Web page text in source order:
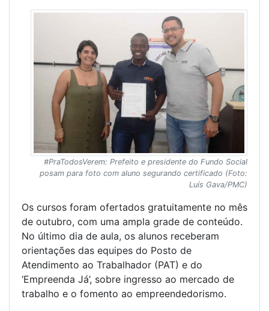
#PraTodosVerem: Prefeito e presidente do Fundo Social
posam para foto com aluno segurando certificado (Foto:
Luís Gava/PMC)
Os cursos foram ofertados gratuitamente no mês
de outubro, com uma ampla grade de conteúdo.
No último dia de aula, os alunos receberam
orientações das equipes do Posto de
Atendimento ao Trabalhador (PAT) e do
‘Empreenda Já’, sobre ingresso ao mercado de
trabalho e o fomento ao empreendedorismo.